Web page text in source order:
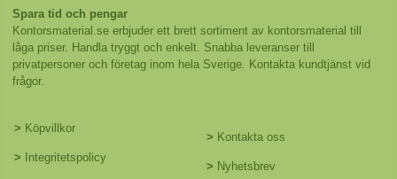
Spara tid och pengar
Kontorsmaterial.se erbjuder ett brett sortiment av kontorsmaterial till
låga priser. Handla tryggt och enkelt. Snabba leveranser till
privatpersoner och företag inom hela Sverige. Kontakta kundtjänst vid
frågor.
> Köpvillkor
> Integritetspolicy
> Kontakta oss
> Nyhetsbrev